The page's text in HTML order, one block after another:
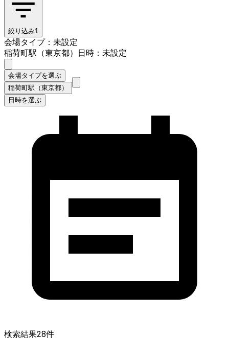
絞り込み1
会場タイプ：未設定
稲荷町駅（東京都）
日時：未設定
会場タイプを選ぶ
稲荷町駅（東京都）
日時を選ぶ
検索結果28件